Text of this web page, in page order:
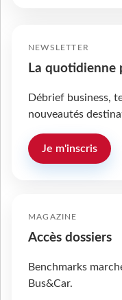
NEWSLETTER
La quotidienne
Débrief business,
nouveautés
Je m'inscris
MAGAZINE
Accès dossiers
Benchmarks
Bus&Car.